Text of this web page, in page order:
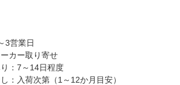
3営業日
カー取り寄せ
：7～14日程度
：入荷次第（1～12か月目安）